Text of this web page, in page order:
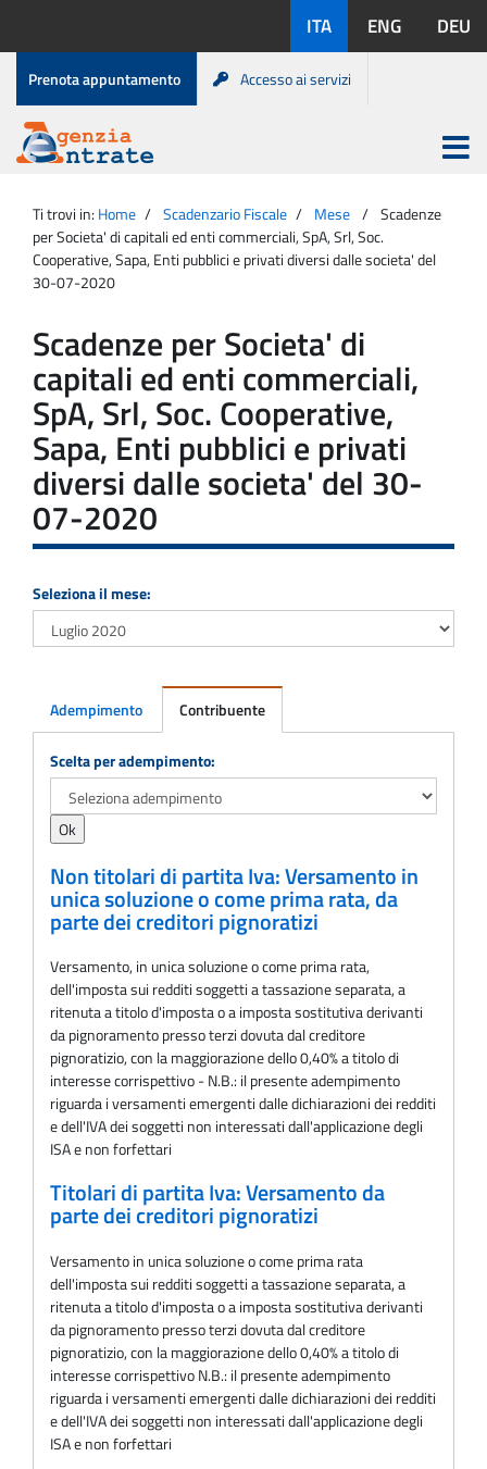
contenuto
disponibili:
ITA ENG DEU
Menu
di
servizio
Prenota appuntamento Accesso ai servizi
Agenzia
Entrate
Apri
menu
principale
Ti trovi in: Home Scadenzario Fiscale Mese
Scadenze
per Societa' di capitali ed enti commerciali, SpA, Srl, Soc.
Cooperative, Sapa, Enti pubblici e privati diversi dalle societa' del
30-07-2020
Scadenze per Societa' di
capitali ed enti commerciali,
SpA, Srl, Soc. Cooperative,
Sapa, Enti pubblici e privati
diversi dalle societa' del 30-
07-2020
Seleziona il mese:
Adempimento Contribuente
Adempimento
Scelta per adempimento:
Non titolari di partita Iva: Versamento in
unica soluzione o come prima rata, da
parte dei creditori pignoratizi
Versamento, in unica soluzione o come prima rata,
dell'imposta sui redditi soggetti a tassazione separata, a
ritenuta a titolo d'imposta o a imposta sostitutiva derivanti
da pignoramento presso terzi dovuta dal creditore
pignoratizio, con la maggiorazione dello 0,40% a titolo di
interesse corrispettivo - N.B.: il presente adempimento
riguarda i versamenti emergenti dalle dichiarazioni dei redditi
e dell'IVA dei soggetti non interessati dall'applicazione degli
ISA e non forfettari
Titolari di partita Iva: Versamento da
parte dei creditori pignoratizi
Versamento in unica soluzione o come prima rata
dell'imposta sui redditi soggetti a tassazione separata, a
ritenuta a titolo d'imposta o a imposta sostitutiva derivanti
da pignoramento presso terzi dovuta dal creditore
pignoratizio, con la maggiorazione dello 0,40% a titolo di
interesse corrispettivo N.B.: il presente adempimento
riguarda i versamenti emergenti dalle dichiarazioni dei redditi
e dell'IVA dei soggetti non interessati dall'applicazione degli
ISA e non forfettari